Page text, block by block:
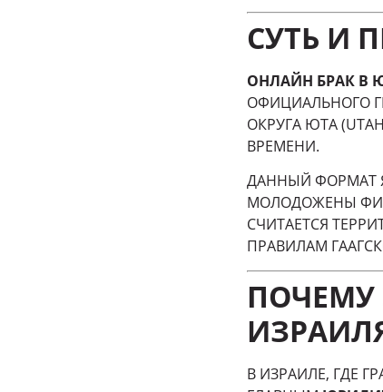
СУТЬ И
ОНЛАЙН БРАК В
ОФИЦИАЛЬНОГО
ОКРУГА ЮТА
ВРЕМЕНИ.
ДАННЫЙ ФОРМАТ
МОЛОДОЖЕНЫ
СЧИТАЕТСЯ
ПРАВИЛАМ
ПОЧЕМУ
В ИЗРАИЛЕ, ГДЕ